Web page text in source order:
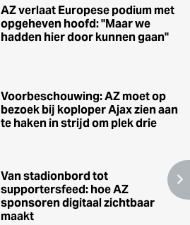
AZ verlaat Europese podium met
opgeheven hoofd: ''Maar we
hadden hier door kunnen gaan''
Voorbeschouwing: AZ moet op
bezoek bij koploper Ajax zien aan
te haken in strijd om plek drie
Van stadionbord tot
supportersfeed: hoe AZ
sponsoren digitaal zichtbaar
maakt